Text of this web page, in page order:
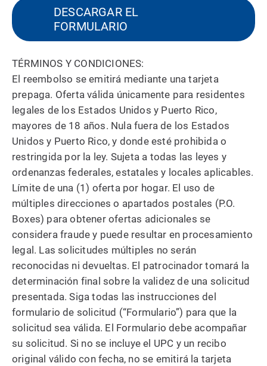
DESCARGAR EL
FORMULARIO
TÉRMINOS Y CONDICIONES:
El reembolso se emitirá mediante una tarjeta
prepaga. Oferta válida únicamente para residentes
legales de los Estados Unidos y Puerto Rico,
mayores de 18 años. Nula fuera de los Estados
Unidos y Puerto Rico, y donde esté prohibida o
restringida por la ley. Sujeta a todas las leyes y
ordenanzas federales, estatales y locales aplicables.
Límite de una (1) oferta por hogar. El uso de
múltiples direcciones o apartados postales (P.O.
Boxes) para obtener ofertas adicionales se
considera fraude y puede resultar en procesamiento
legal. Las solicitudes múltiples no serán
reconocidas ni devueltas. El patrocinador tomará la
determinación final sobre la validez de una solicitud
presentada. Siga todas las instrucciones del
formulario de solicitud (“Formulario”) para que la
solicitud sea válida. El Formulario debe acompañar
su solicitud. Si no se incluye el UPC y un recibo
original válido con fecha, no se emitirá la tarjeta